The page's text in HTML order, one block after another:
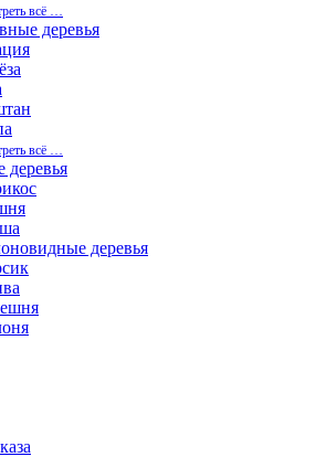
вcё …
деревья
вcё …
деревья
деревья